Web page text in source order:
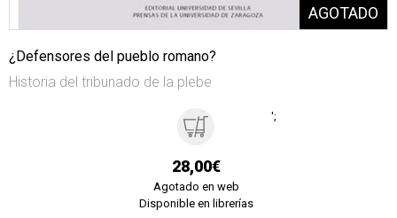
¿Defensores del pueblo romano?
Historia del tribunado de la plebe
28,00€
Agotado en web
Disponible en librerías
';